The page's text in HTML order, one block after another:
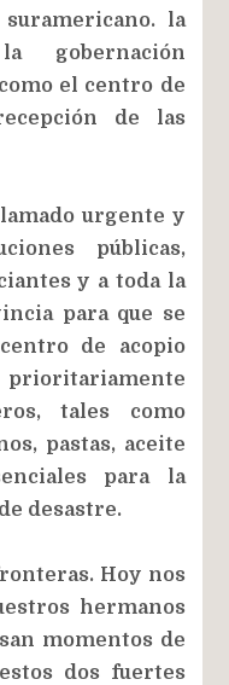
la
gobernación
el centro de
de las
urgente y
públicas,
y a toda la
para que se
de acopio
tales como
pastas, aceite
para la
desastre.
Hoy nos
hermanos
momentos de
dos fuertes